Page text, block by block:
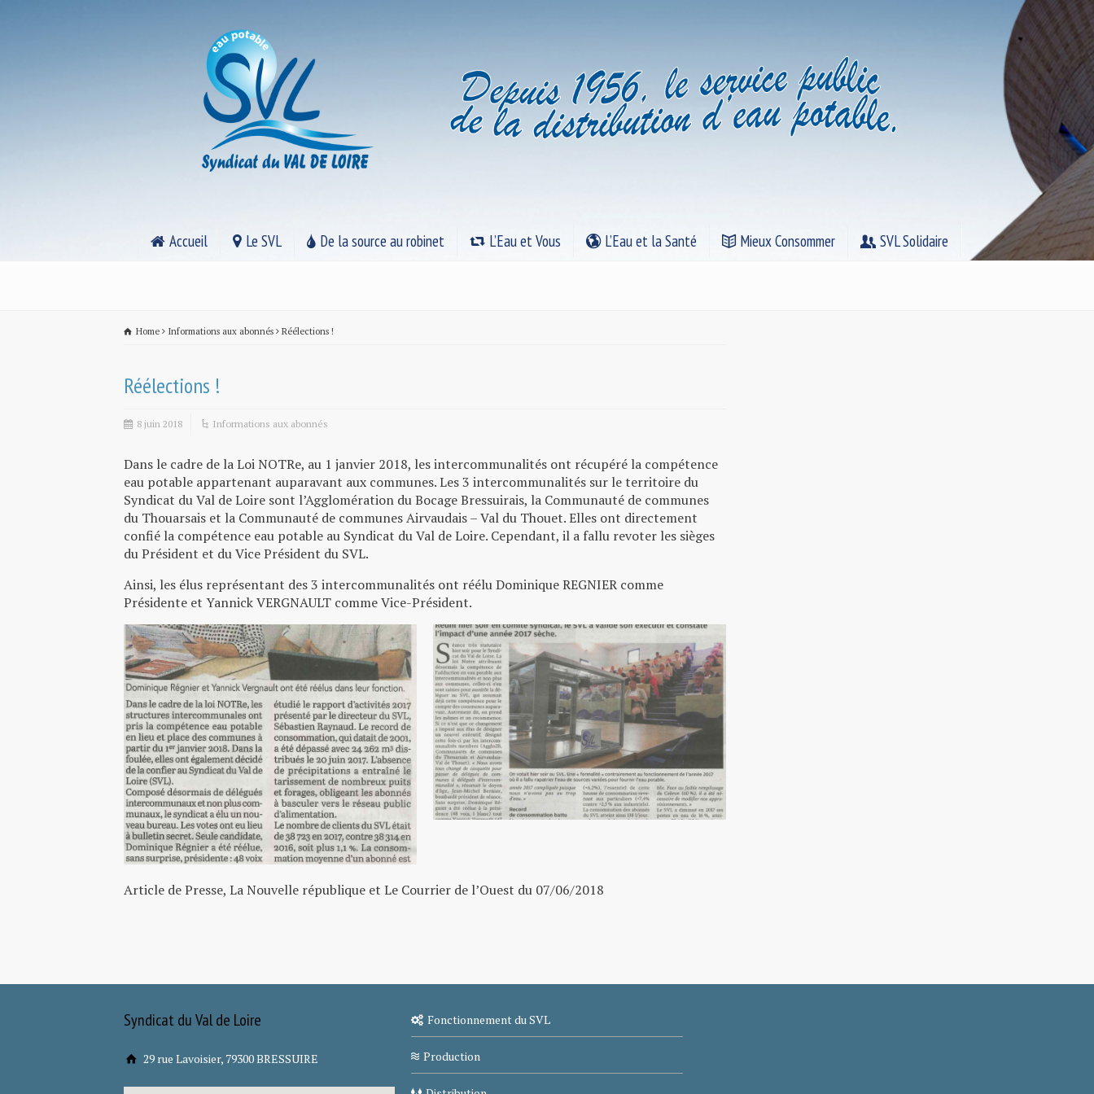
Accueil Le SVL De la source au robinet L’Eau et Vous L’Eau et la Santé Mieux Consommer SVL Solidaire
Home Informations aux abonnés Réélections !
Réélections !
8 juin 2018 Informations aux abonnés
Dans le cadre de la Loi NOTRe, au 1 janvier 2018, les intercommunalités ont récupéré la compétence
eau potable appartenant auparavant aux communes. Les 3 intercommunalités sur le territoire du
Syndicat du Val de Loire sont l’Agglomération du Bocage Bressuirais, la Communauté de communes
du Thouarsais et la Communauté de communes Airvaudais – Val du Thouet. Elles ont directement
confié la compétence eau potable au Syndicat du Val de Loire. Cependant, il a fallu revoter les sièges
du Président et du Vice Président du SVL.
Ainsi, les élus représentant des 3 intercommunalités ont réélu Dominique REGNIER comme
Présidente et Yannick VERGNAULT comme Vice-Président.
Article de Presse, La Nouvelle république et Le Courrier de l’Ouest du 07/06/2018
Syndicat du Val de Loire
29 rue Lavoisier, 79300 BRESSUIRE
Fonctionnement du SVL
Production